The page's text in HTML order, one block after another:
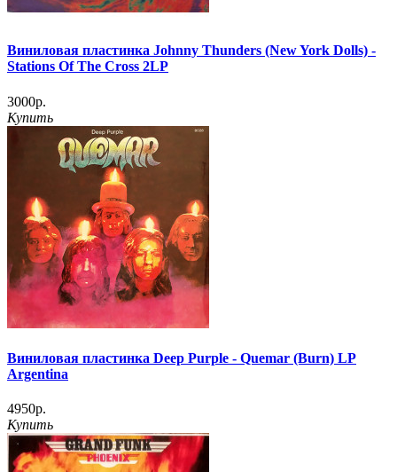
Виниловая пластинка Johnny Thunders (New York Dolls) ‎-
Stations Of The Cross 2LP
3000р.
Купить
Виниловая пластинка Deep Purple - Quemar (Burn) LP
Argentina
4950р.
Купить